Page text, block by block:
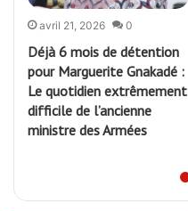
avril 21, 2026 0
Déjà 6 mois de détention
pour Marguerite Gnakadé :
Le quotidien extrêmement
difficile de l’ancienne
ministre des Armées